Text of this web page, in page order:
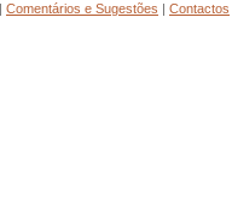
Comentários e Sugestões Contactos